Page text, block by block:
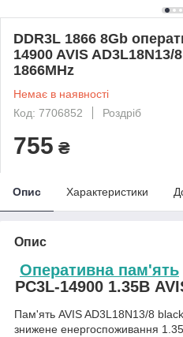
DDR3L 1866 8Gb
14900 AVIS AD3L18N13/
1866MHz
Немає в наявності
Код: 7706852
Роздріб
755 ₴
Опис Характеристики
Опис
Оперативна пам'ять
PC3L-14900 1.35В
Пам'ять AVIS AD3L18N13/8
знижене енергоспоживання